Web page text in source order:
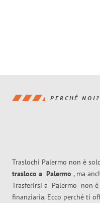
PERCHÉ NOI?
Traslochi Palermo non è
trasloco a Palermo , ma
Trasferirsi a Palermo non
finanziaria. Ecco perché ti